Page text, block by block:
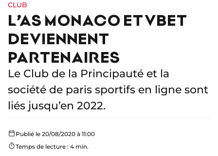
CLUB
L’AS MONACO ET VBET
DEVIENNENT
PARTENAIRES
Le Club de la Principauté et la
société de paris sportifs en ligne sont
liés jusqu’en 2022.
Publié le 20/08/2020 à 11:00
Temps de lecture : 4 min.